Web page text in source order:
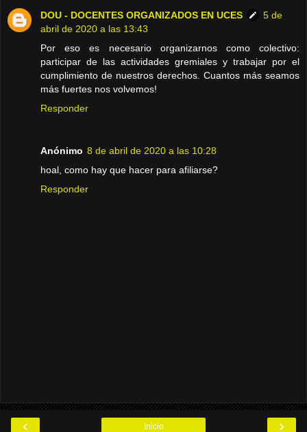
DOU - DOCENTES ORGANIZADOS EN UCES
5 de
abril de 2020 a las 13:43
Por eso es necesario organizarnos como colectivo:
participar de las actividades gremiales y trabajar por el
cumplimiento de nuestros derechos. Cuantos más seamos
más fuertes nos volvemos!
Responder
Anónimo 8 de abril de 2020 a las 10:28
hoal, como hay que hacer para afiliarse?
Responder
‹ ›
Inicio